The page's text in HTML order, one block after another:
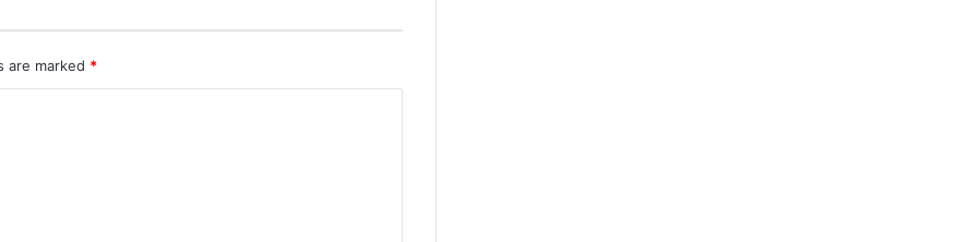
व
are marked *